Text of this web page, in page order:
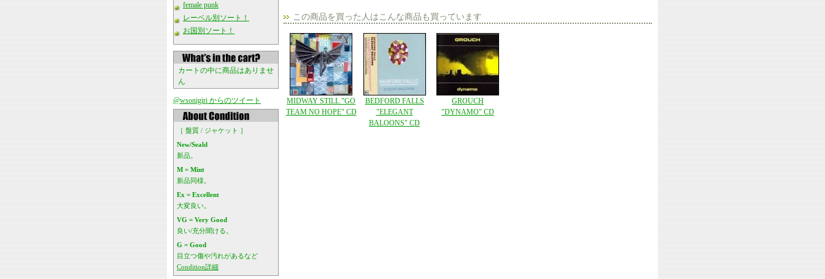
female punk
レーベル別ソート！
お国別ソート！
カートの中に商品はありませ
ん
@wsonigiri からのツイート
［ 盤質 / ジャケット ］
New/Seald
新品。
M = Mint
新品同様。
Ex = Excellent
大変良い。
VG = Very Good
良い/充分聞ける。
G = Good
目立つ傷や汚れがあるなど
Condition詳細
この商品を買った人はこんな商品も買っています
MIDWAY STILL "GO
TEAM NO HOPE" CD
BEDFORD FALLS
"ELEGANT
BALOONS" CD
GROUCH
"DYNAMO" CD